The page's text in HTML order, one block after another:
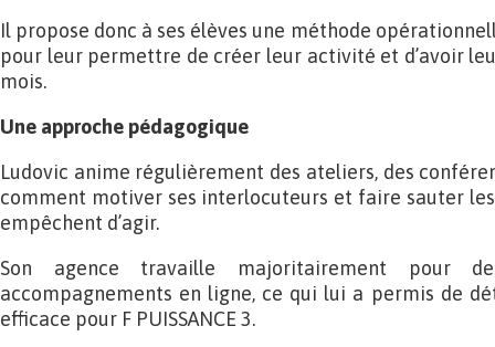
Il propose donc à ses élèves une méthode
pour leur permettre de créer leur activité et d’avoir
mois.
Une approche pédagogique
Ludovic anime régulièrement des ateliers, des
comment motiver ses interlocuteurs et faire sauter
empêchent d’agir.
Son agence travaille majoritairement pour
accompagnements en ligne, ce qui lui a permis de
efficace pour F PUISSANCE 3.